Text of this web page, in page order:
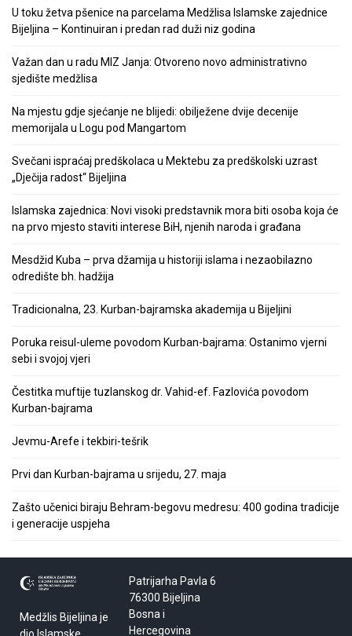
U toku žetva pšenice na parcelama Medžlisa Islamske zajednice
Bijeljina – Kontinuiran i predan rad duži niz godina
Važan dan u radu MIZ Janja: Otvoreno novo administrativno
sjedište medžlisa
Na mjestu gdje sjećanje ne blijedi: obilježene dvije decenije
memorijala u Logu pod Mangartom
Svečani ispraćaj predškolaca u Mektebu za predškolski uzrast
„Dječija radost“ Bijeljina
Islamska zajednica: Novi visoki predstavnik mora biti osoba koja će
na prvo mjesto staviti interese BiH, njenih naroda i građana
Mesdžid Kuba – prva džamija u historiji islama i nezaobilazno
odredište bh. hadžija
Tradicionalna, 23. Kurban-bajramska akademija u Bijeljini
Poruka reisul-uleme povodom Kurban-bajrama: Ostanimo vjerni
sebi i svojoj vjeri
Čestitka muftije tuzlanskog dr. Vahid-ef. Fazlovića povodom
Kurban-bajrama
Jevmu-Arefe i tekbiri-tešrik
Prvi dan Kurban-bajrama u srijedu, 27. maja
Zašto učenici biraju Behram-begovu medresu: 400 godina tradicije
i generacije uspjeha
Medžlis Bijeljina je
dio Islamske
Patrijarha Pavla 6
76300 Bijeljina
Bosna i
Hercegovina